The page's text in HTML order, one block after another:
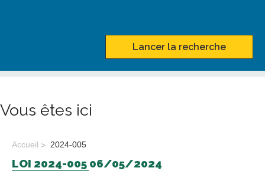
Lancer la recherche
Vous êtes ici
Accueil 2024-005
LOI 2024-005 06/05/2024